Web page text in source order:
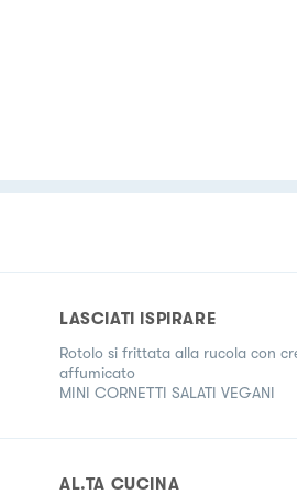
LASCIATI ISPIRARE
Rotolo si frittata alla rucola con
affumicato
MINI CORNETTI SALATI VEGANI
AL.TA CUCINA